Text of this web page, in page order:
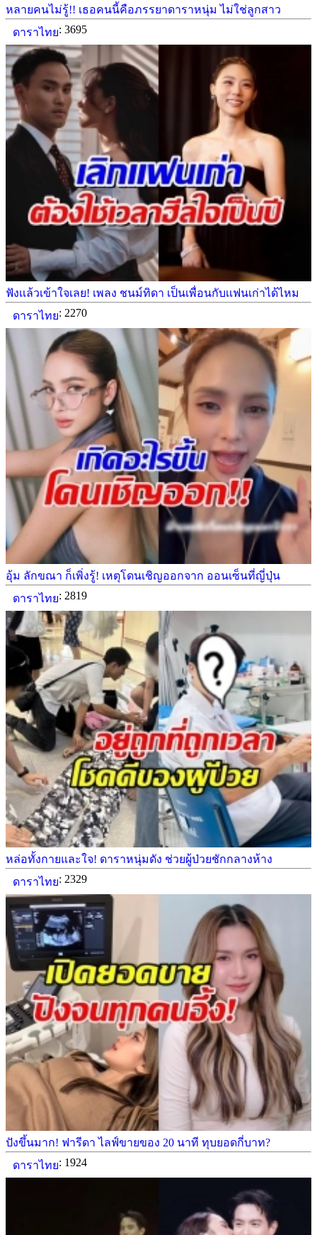
หลายคนไม่รู้!! เธอคนนี้คือภรรยาดาราหนุ่ม ไม่ใช่ลูกสาว
ดาราไทย: 3695
ฟังเเล้วเข้าใจเลย! เพลง ชนม์ทิดา เป็นเพื่อนกับเเฟนเก่าได้ไหม
ดาราไทย: 2270
อุ้ม ลักขณา ก็เพิ่งรู้! เหตุโดนเชิญออกจาก ออนเซ็นที่ญี่ปุ่น
ดาราไทย: 2819
หล่อทั้งกายและใจ! ดาราหนุ่มดัง ช่วยผู้ป่วยชักกลางห้าง
ดาราไทย: 2329
ปังขึ้นมาก! ฟารีดา ไลฟ์ขายของ 20 นาที ทุบยอดกี่บาท?
ดาราไทย: 1924